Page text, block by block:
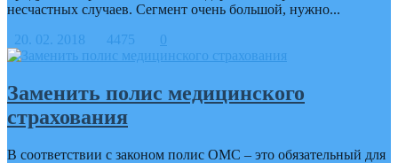
несчастных случаев. Сегмент очень большой, нужно...
20. 02. 2018
4475 0
Заменить полис медицинского
страхования
В соответствии с законом полис ОМС – это обязательный для